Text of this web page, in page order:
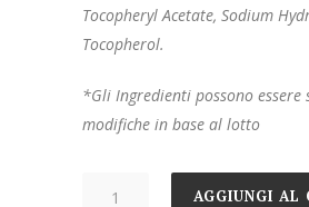
Tocopheryl Acetate, Sodium
Tocopherol.
*Gli Ingredienti possono essere
modifiche in base al lotto
AGGIUNGI AL